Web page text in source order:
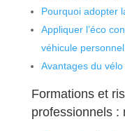
Pourquoi adopter
Appliquer l’éco
véhicule personnel
Avantages du
Formations et
professionnels :